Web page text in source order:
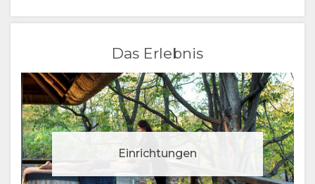
Das Erlebnis
Einrichtungen